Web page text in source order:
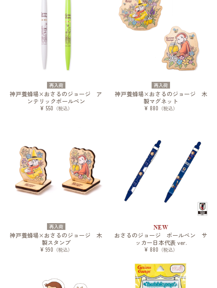
再入荷
神戸養蜂場×おさるのジョージ ア
ンテリックボールペン
¥ 550 （税込）
再入荷
神戸養蜂場×おさるのジョージ 木
製マグネット
¥ 880 （税込）
再入荷
神戸養蜂場×おさるのジョージ 木
製スタンプ
¥ 990 （税込）
NEW
おさるのジョージ ボールペン サ
ッカー日本代表 ver.
¥ 880 （税込）